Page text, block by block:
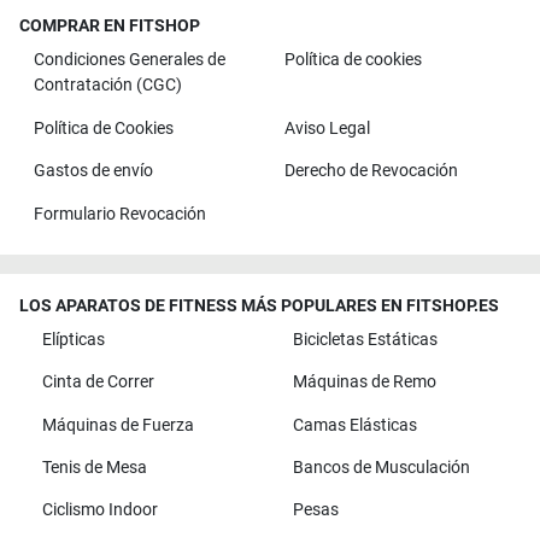
COMPRAR EN FITSHOP
Condiciones Generales de
Contratación (CGC)
Política de cookies
Política de Cookies Aviso Legal
Gastos de envío Derecho de Revocación
Formulario Revocación
LOS APARATOS DE FITNESS MÁS POPULARES EN FITSHOP.ES
Elípticas
Bicicletas Estáticas
Cinta de Correr Máquinas de Remo
Máquinas de Fuerza Camas Elásticas
Tenis de Mesa Bancos de Musculación
Ciclismo Indoor Pesas